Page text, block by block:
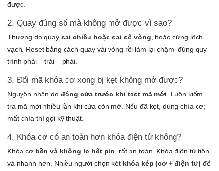
được.
2. Quay đúng số mà không mở được vì sao?
Thường do quay sai chiều hoặc sai số vòng , hoặc dừng lệch
vạch. Reset bằng cách quay vài vòng rồi làm lại chậm, đúng quy
trình phải – trái – phải.
3. Đổi mã khóa cơ xong bị kẹt không mở được?
Nguyên nhân do đóng cửa trước khi test mã mới . Luôn kiểm
tra mã mới nhiều lần khi cửa còn mở. Nếu đã kẹt, dùng chìa cơ;
mất chìa thì gọi kỹ thuật.
4. Khóa cơ có an toàn hơn khóa điện tử không?
Khóa cơ bền và không lo hết pin , rất an toàn. Khóa điện tử tiện
và nhanh hơn. Nhiều người chọn két khóa kép (cơ + điện tử) để